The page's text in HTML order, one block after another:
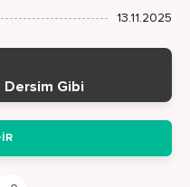
13.11.2025
Dersim Gibi